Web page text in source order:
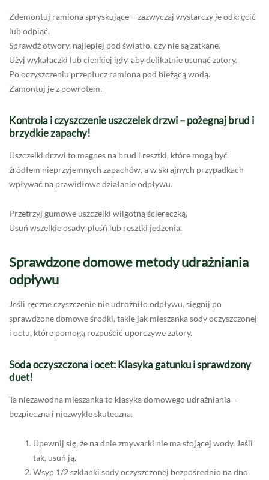
Zdemontuj ramiona spryskujące – zazwyczaj wystarczy je odkręcić
lub odpiąć.
Sprawdź otwory, najlepiej pod światło, czy nie są zatkane.
Użyj wykałaczki lub cienkiej igły, aby delikatnie usunąć zatory.
Po oczyszczeniu przepłucz ramiona pod bieżącą wodą.
Zamontuj je z powrotem.
Kontrola i czyszczenie uszczelek drzwi – pożegnaj brud i
brzydkie zapachy!
Uszczelki drzwi to magnes na brud i resztki, które mogą być
źródłem nieprzyjemnych zapachów, a w skrajnych przypadkach
wpływać na prawidłowe działanie odpływu.
Przetrzyj gumowe uszczelki wilgotną ściereczką.
Usuń wszelkie osady, pleśń lub resztki jedzenia.
Sprawdzone domowe metody udrażniania
odpływu
Jeśli ręczne czyszczenie nie udrożniło odpływu, sięgnij po
sprawdzone domowe środki, takie jak mieszanka sody oczyszczonej
i octu, które pomogą rozpuścić uporczywe zatory.
Soda oczyszczona i ocet: Klasyka gatunku i sprawdzony
duet!
Ta niezawodna mieszanka to klasyka domowego udrażniania –
bezpieczna i niezwykle skuteczna.
Upewnij się, że na dnie zmywarki nie ma stojącej wody. Jeśli
tak, usuń ją.
Wsyp 1/2 szklanki sody oczyszczonej bezpośrednio na dno